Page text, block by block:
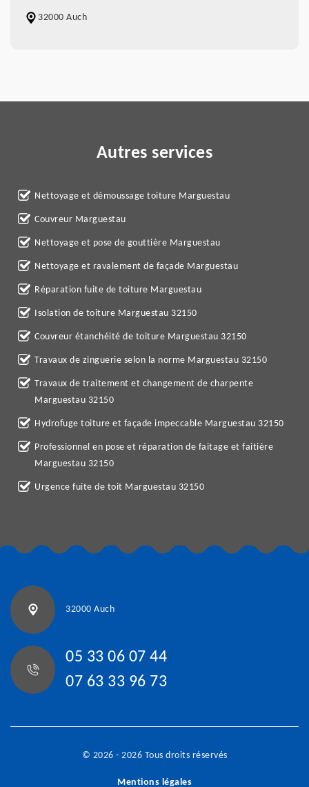
32000 Auch
Autres services
Nettoyage et démoussage toiture Marguestau
Couvreur Marguestau
Nettoyage et pose de gouttière Marguestau
Nettoyage et ravalement de façade Marguestau
Réparation fuite de toiture Marguestau
Isolation de toiture Marguestau 32150
Couvreur étanchéité de toiture Marguestau 32150
Travaux de zinguerie selon la norme Marguestau 32150
Travaux de traitement et changement de charpente
Marguestau 32150
Hydrofuge toiture et façade impeccable Marguestau 32150
Professionnel en pose et réparation de faitage et faitière
Marguestau 32150
Urgence fuite de toit Marguestau 32150
32000 Auch
05 33 06 07 44
07 63 33 96 73
© 2026 - 2026 Tous droits réservés
Mentions légales